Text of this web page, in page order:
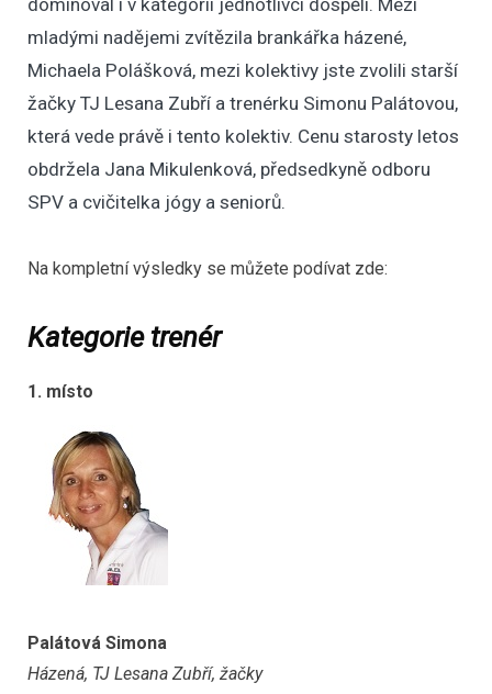
dominoval i v kategorii jednotlivci dospělí. Mezi
mladými nadějemi zvítězila brankářka házené,
Michaela Polášková, mezi kolektivy jste zvolili starší
žačky TJ Lesana Zubří a trenérku Simonu Palátovou,
která vede právě i tento kolektiv. Cenu starosty letos
obdržela Jana Mikulenková, předsedkyně odboru
SPV a cvičitelka jógy a seniorů.
Na kompletní výsledky se můžete podívat zde:
Kategorie trenér
1. místo
Palátová Simona
Házená, TJ Lesana Zubří, žačky